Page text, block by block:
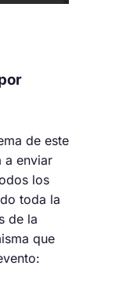
de este
a enviar
los
toda la
de la
que